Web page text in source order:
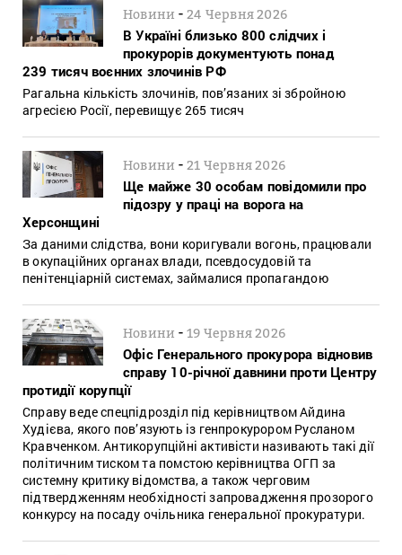
Новини -24 Червня 2026
В Україні близько 800 слідчих і
прокурорів документують понад
239 тисяч воєнних злочинів РФ
Pагальна кількість злочинів, пов’язаних зі збройною
агресією Росії, перевищує 265 тисяч
Новини -21 Червня 2026
Ще майже 30 особам повідомили про
підозру у праці на ворога на
Херсонщині
За даними слідства, вони коригували вогонь, працювали
в окупаційних органах влади, псевдосудовій та
пенітенціарній системах, займалися пропагандою
Новини -19 Червня 2026
Офіс Генерального прокурора відновив
справу 10-річної давнини проти Центру
протидії корупції
Справу веде спецпідрозділ під керівництвом Айдина
Худієва, якого пов’язують із генпрокурором Русланом
Кравченком. Антикорупційні активісти називають такі дії
політичним тиском та помстою керівництва ОГП за
системну критику відомства, а також черговим
підтвердженням необхідності запровадження прозорого
конкурсу на посаду очільника генеральної прокуратури.